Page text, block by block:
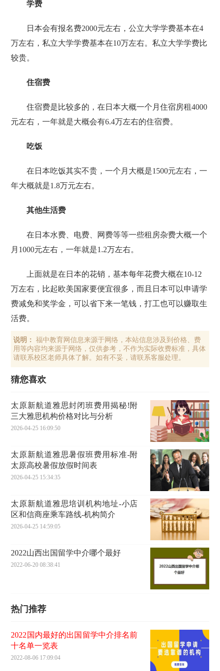
学费
日本会有报名费2000元左右，公立大学学费基本在4
万左右，私立大学学费基本在10万左右。私立大学学费比
较贵。
住宿费
住宿费是比较多的，在日本大概一个月住宿房租4000
元左右，一年就是大概会有6.4万左右的住宿费。
吃饭
在日本吃饭其实不贵，一个月大概是1500元左右，一
年大概就是1.8万元左右。
其他生活费
在日本水费、电费、网费等等一些租房杂费大概一个
月1000元左右，一年就是1.2万左右。
上面就是在日本的花销，基本每年花费大概在10-12
万左右，比起欧美国家要便宜很多，而且日本可以申请学
费减免和奖学金，可以省下来一笔钱，打工也可以赚取生
活费。
说明：
福中教育网信息来源于网络，本站信息涉及到价格、费
用等内容均来源于网络，仅供参考，不作为实际收费标准，具体
请联系校区老师具体了解。如有不妥，请联系客服处理。
猜您喜欢
太原新航道雅思封闭班费用揭秘!附
三大雅思机构价格对比与分析
2026-04-25 16:09:50
太原新航道雅思暑假班费用标准-附
太原高校暑假放假时间表
2026-04-25 15:34:35
太原新航道雅思培训机构地址-小店
区和信商座乘车路线-机构简介
2026-04-25 14:59:05
2022山西出国留学中介哪个最好
2022-06-20 08:38:41
热门推荐
2022国内最好的出国留学中介排名前
十名单一览表
2022-08-06 17:09:04